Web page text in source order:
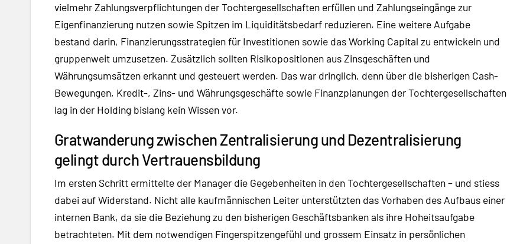
vielmehr Zahlungsverpflichtungen der Tochtergesellschaften erfüllen und Zahlungseingänge zur
Eigenfinanzierung nutzen sowie Spitzen im Liquiditätsbedarf reduzieren. Eine weitere Aufgabe
bestand darin, Finanzierungsstrategien für Investitionen sowie das Working Capital zu entwickeln und
gruppenweit umzusetzen. Zusätzlich sollten Risikopositionen aus Zinsgeschäften und
Währungsumsätzen erkannt und gesteuert werden. Das war dringlich, denn über die bisherigen Cash-
Bewegungen, Kredit-, Zins- und Währungsgeschäfte sowie Finanzplanungen der Tochtergesellschaften
lag in der Holding bislang kein Wissen vor.
Gratwanderung zwischen Zentralisierung und Dezentralisierung
gelingt durch Vertrauensbildung
Im ersten Schritt ermittelte der Manager die Gegebenheiten in den Tochtergesellschaften – und stiess
dabei auf Widerstand. Nicht alle kaufmännischen Leiter unterstützten das Vorhaben des Aufbaus einer
internen Bank, da sie die Beziehung zu den bisherigen Geschäftsbanken als ihre Hoheitsaufgabe
betrachteten. Mit dem notwendigen Fingerspitzengefühl und grossem Einsatz in persönlichen